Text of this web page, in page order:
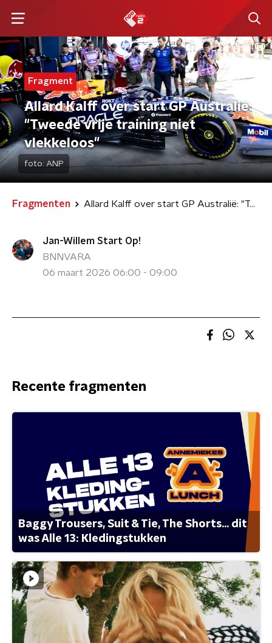
Fragment
Allard Kalff over start GP Australië:
"Tweede vrije training niet
vlekkeloos"
foto: ANP
Fragmenten Allard Kalff over start GP Australië: "Tweede vrije training niet vlekkeloos"
Jan-Willem Start Op!
BNNVARA
06 maart 2026 06:00 - 09:00
Recente fragmenten
Baggy Trousers, Suit & Tie, The Shorts... dit
was Alle 13: Kledingstukken